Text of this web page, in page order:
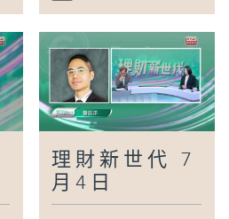
理財新世代 7
月4日